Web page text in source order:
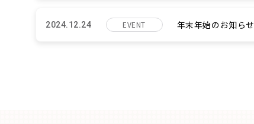
2024.12.24 EVENT 年末年始のお知らせ